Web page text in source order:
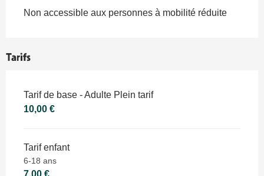
Non accessible aux personnes à mobilité réduite
Tarifs
Tarifs 2026
Tarif de base - Adulte Plein tarif
10,00 €
Tarif enfant
6-18 ans
7,00 €